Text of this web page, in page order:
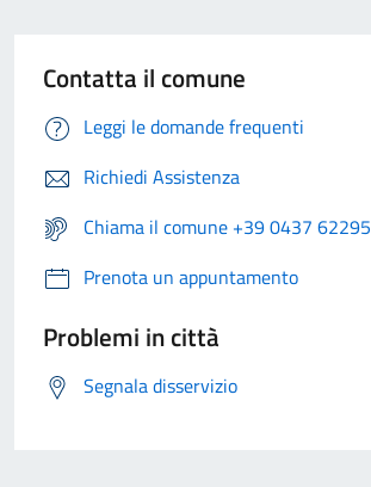
Contatta il comune
Leggi le domande frequenti
Richiedi Assistenza
Chiama il comune +39 0437 62295
Prenota un appuntamento
Problemi in città
Segnala disservizio